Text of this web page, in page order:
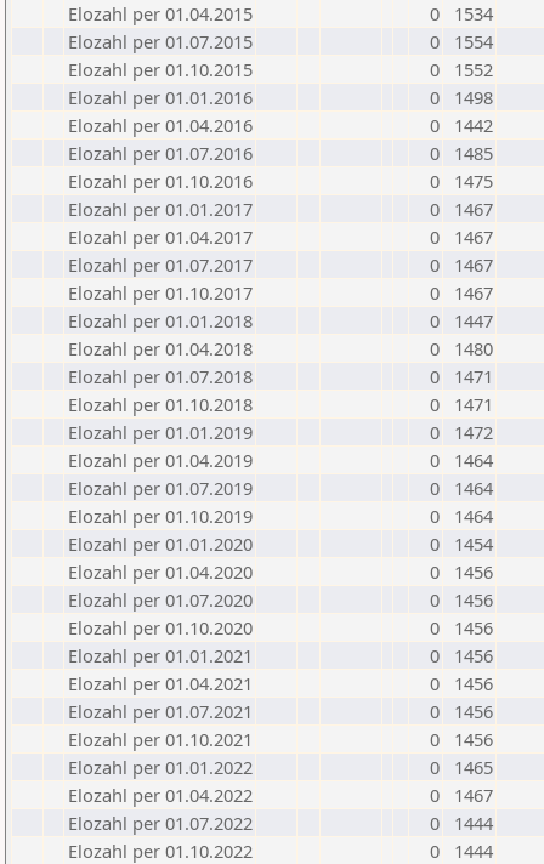
Elozahl per 01.04.2015
0
1534
Elozahl per 01.07.2015
0
1554
Elozahl per 01.10.2015
0
1552
Elozahl per 01.01.2016
0
1498
Elozahl per 01.04.2016
0
1442
Elozahl per 01.07.2016
0
1485
Elozahl per 01.10.2016
0
1475
Elozahl per 01.01.2017
0
1467
Elozahl per 01.04.2017
0
1467
Elozahl per 01.07.2017
0
1467
Elozahl per 01.10.2017
0
1467
Elozahl per 01.01.2018
0
1447
Elozahl per 01.04.2018
0
1480
Elozahl per 01.07.2018
0
1471
Elozahl per 01.10.2018
0
1471
Elozahl per 01.01.2019
0
1472
Elozahl per 01.04.2019
0
1464
Elozahl per 01.07.2019
0
1464
Elozahl per 01.10.2019
0
1464
Elozahl per 01.01.2020
0
1454
Elozahl per 01.04.2020
0
1456
Elozahl per 01.07.2020
0
1456
Elozahl per 01.10.2020
0
1456
Elozahl per 01.01.2021
0
1456
Elozahl per 01.04.2021
0
1456
Elozahl per 01.07.2021
0
1456
Elozahl per 01.10.2021
0
1456
Elozahl per 01.01.2022
0
1465
Elozahl per 01.04.2022
0
1467
Elozahl per 01.07.2022
0
1444
Elozahl per 01.10.2022
0
1444